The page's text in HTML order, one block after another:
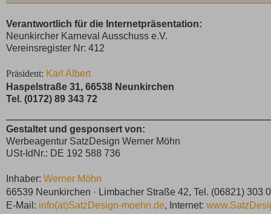
Verantwortlich für die Internetpräsentation:
Neunkircher Karneval Ausschuss e.V.
Vereinsregister Nr: 412
Präsident: Karl Albert
Haspelstraße 31, 66538 Neunkirchen
Tel. (0172) 89 343 72
Gestaltet und gesponsert von:
Werbeagentur SatzDesign Werner Möhn
USt-IdNr.: DE 192 588 736
Inhaber: Werner Möhn
66539 Neunkirchen · Limbacher Straße 42, Tel. (06821) 303
E-Mail: info(at)SatzDesign-moehn.de, Internet: